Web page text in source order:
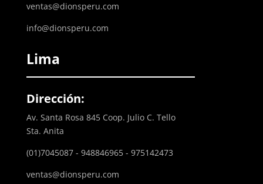
ventas@dionsperu.com
info@dionsperu.com
Lima
Dirección:
Av. Santa Rosa 845 Coop. Julio C. Tello
Sta. Anita
(01)7045087 - 948846965 - 975142473
ventas@dionsperu.com